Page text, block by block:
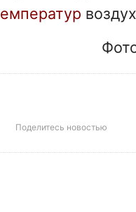
Поделитесь новостью